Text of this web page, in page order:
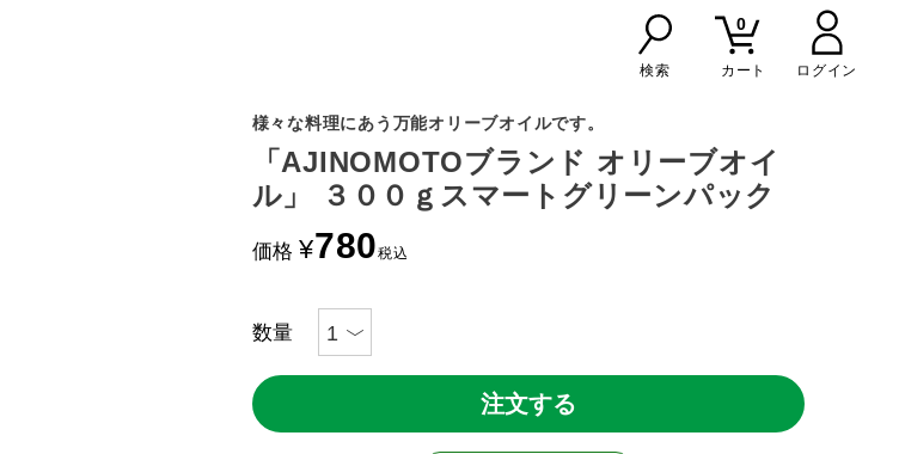
検索
0
カート
様々な料理にあう万能オリーブオイルです。
「AJINOMOTOブランド オリーブオイ
ル」 ３００ｇスマートグリーンパック
価格 ¥780税込
注文する